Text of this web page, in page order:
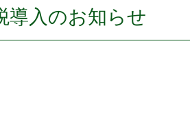
導入のお知らせ